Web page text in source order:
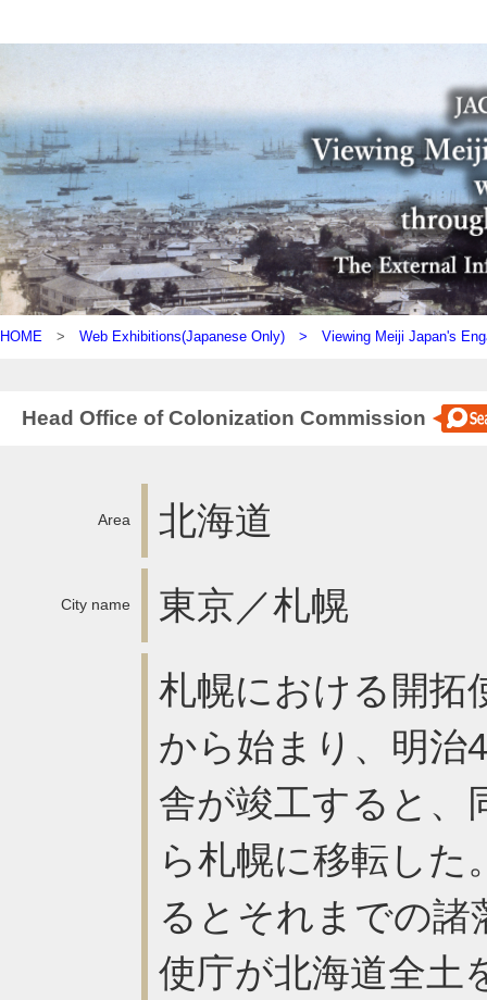
HOME > Web Exhibitions(Japanese Only) > Viewing Meiji Japan's
Head Office of Colonization Commission
Area 北海道
City name 東京／札幌
札幌における開拓
から始まり、明治
舎が竣工すると、
ら札幌に移転した
るとそれまでの諸
使庁が北海道全土